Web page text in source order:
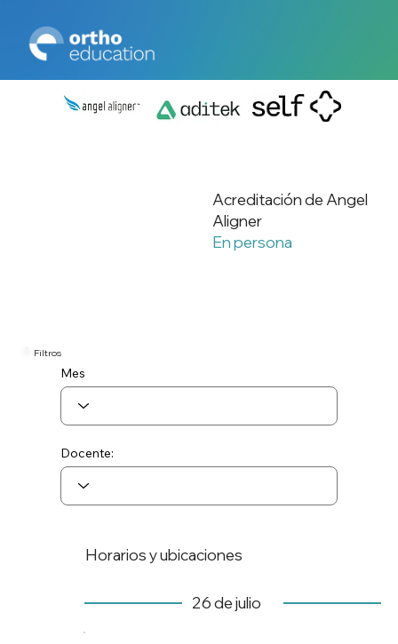
Acreditación de Angel
Aligner
En persona
Filtros
Mes
Docente:
Horarios y ubicaciones
26 de julio